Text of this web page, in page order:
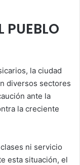
PUEBLO
la ciudad
diversos sectores
ante la
la creciente
ni servicio
esta situación, el